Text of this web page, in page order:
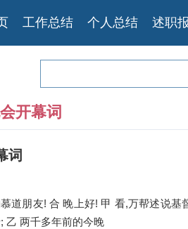
工作总结 个人总结 述职
开幕词
词
道朋友! 合 晚上好! 甲 看,万帮述说
乙 两千多年前的今晚